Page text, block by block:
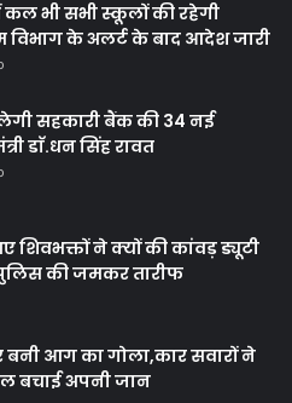
कल भी सभी स्कूलों की रहेगी
विभाग के अलर्ट के बाद आदेश जारी
सहकारी बैंक की 34 नई
डाॅ.धन सिंह रावत
ने क्यों की कांवड़ ड्यूटी
की जमकर तारीफ
बनी आग का गोला,कार सवारों ने
बचाई अपनी जान